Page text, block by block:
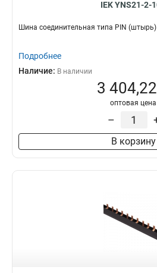
IEK YNS21-2-
Шина соединительная типа PIN
Подробнее
Наличие: В наличии
3
оптовая цена
–
В корзину